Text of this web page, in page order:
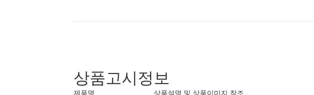
상품고시정보
제품명 상품설명 및 상품이미지 참조